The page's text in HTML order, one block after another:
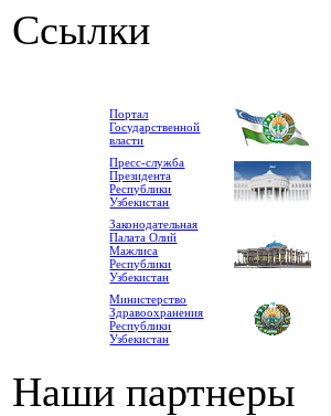
Ссылки
Портал
Государственной
власти
Пресс-служба
Президента
Республики
Узбекистан
Законодательная
Палата Олий
Мажлиса
Республики
Узбекистан
Министерство
Здравоохранения
Республики
Узбекистан
Наши партнеры